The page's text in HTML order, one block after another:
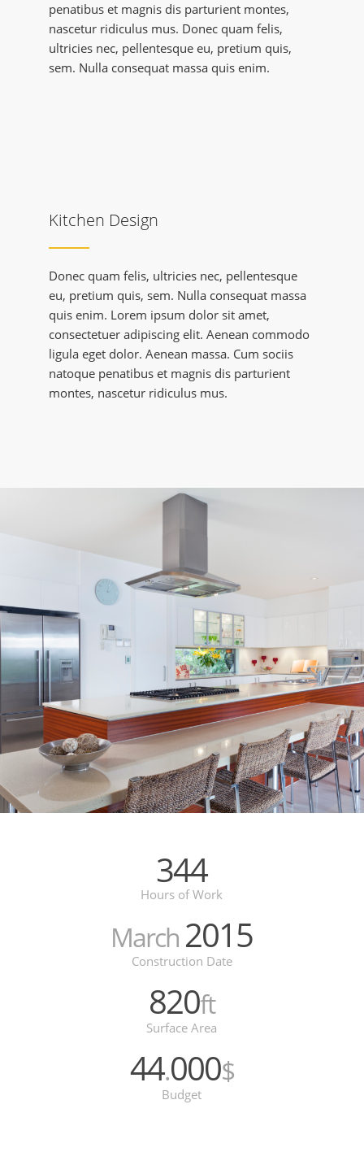
penatibus et magnis dis parturient montes,
nascetur ridiculus mus. Donec quam felis,
ultricies nec, pellentesque eu, pretium quis,
sem. Nulla consequat massa quis enim.
Kitchen Design
Donec quam felis, ultricies nec, pellentesque
eu, pretium quis, sem. Nulla consequat massa
quis enim. Lorem ipsum dolor sit amet,
consectetuer adipiscing elit. Aenean commodo
ligula eget dolor. Aenean massa. Cum sociis
natoque penatibus et magnis dis parturient
montes, nascetur ridiculus mus.
344
Hours of Work
March 2015
Construction Date
820ft
Surface Area
44.000$
Budget